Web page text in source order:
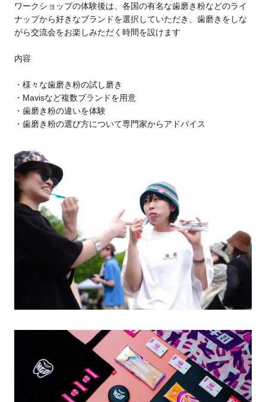
ワークショップの体験後は、各国の有名な歯磨き粉などのライ
ナップから好きなブランドを選択していただき、歯磨きをしな
がら交流会をお楽しみただく時間を設けます
内容
様々な歯磨き粉の試し磨き
Mavisなど複数ブランドを用意
歯磨き粉の違いを体験
歯磨き粉の選び方について専門家からアドバイス